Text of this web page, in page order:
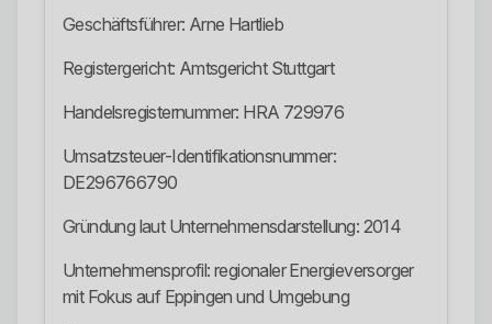
Geschäftsführer: Arne Hartlieb
Registergericht: Amtsgericht Stuttgart
Handelsregisternummer: HRA 729976
Umsatzsteuer-Identifikationsnummer:
DE296766790
Gründung laut Unternehmensdarstellung: 2014
Unternehmensprofil: regionaler Energieversorger
mit Fokus auf Eppingen und Umgebung